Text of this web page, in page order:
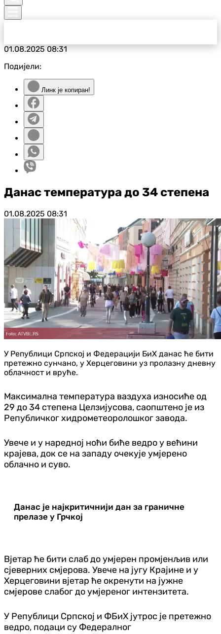
01.08.202508:31
Подијели:
Линк је копиран!
Данас температура до 34 степена
01.08.2025 08:31
У Републици Српској и Федерацији БиХ данас ће бити
претежно сунчано, у Херцеговини уз пролазну дневну
облачност и вруће.
Максимална температура ваздуха износиће од
29 до 34 степена Целзијусова, саопштено је из
Републичког хидрометеоролошког завода.
Увече и у наредној ноћи биће ведро у већини
крајева, док се на западу очекује умјерено
облачно и суво.
Данас је најкритичнији дан за граничне
прелазе у Грчкој
Вјетар ће бити слаб до умјерен промјенљив или
сјеверних смјерова. Увече на југу Крајине и у
Херцеговини вјетар ће окренути на јужне
смјерове слабог до умјереног интензитета.
У Републици Српској и ФБиХ јутрос је претежно
ведро, подаци су Федералног